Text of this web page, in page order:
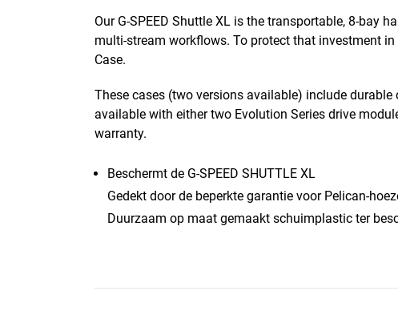
Our G-SPEED Shuttle XL is the transportable, 8-bay
multi-stream workflows. To protect that investment
Case.
These cases (two versions available) include
available with either two Evolution Series drive
warranty.
Beschermt de G-SPEED SHUTTLE XL
Gedekt door de beperkte garantie voor Pelican-
Duurzaam op maat gemaakt schuimplastic ter